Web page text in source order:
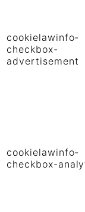
cookielawinfo-
checkbox-
advertisement
cookielawinfo-
checkbox-